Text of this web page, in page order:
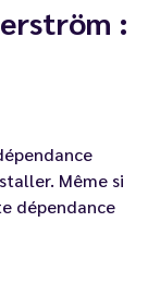
:
Même si
dépendance